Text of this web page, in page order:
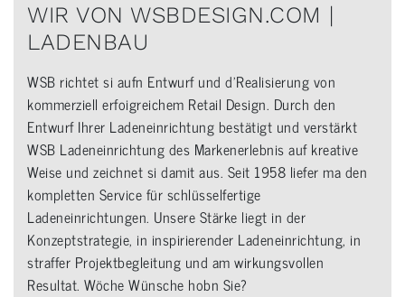
WIR VON WSBDESIGN.COM |
LADENBAU
WSB richtet si aufn Entwurf und d’Realisierung von
kommerziell erfoigreichem Retail Design. Durch den
Entwurf Ihrer Ladeneinrichtung bestätigt und verstärkt
WSB Ladeneinrichtung des Markenerlebnis auf kreative
Weise und zeichnet si damit aus. Seit 1958 liefer ma den
kompletten Service für schlüsselfertige
Ladeneinrichtungen. Unsere Stärke liegt in der
Konzeptstrategie, in inspirierender Ladeneinrichtung, in
straffer Projektbegleitung und am wirkungsvollen
Resultat. Wöche Wünsche hobn Sie?